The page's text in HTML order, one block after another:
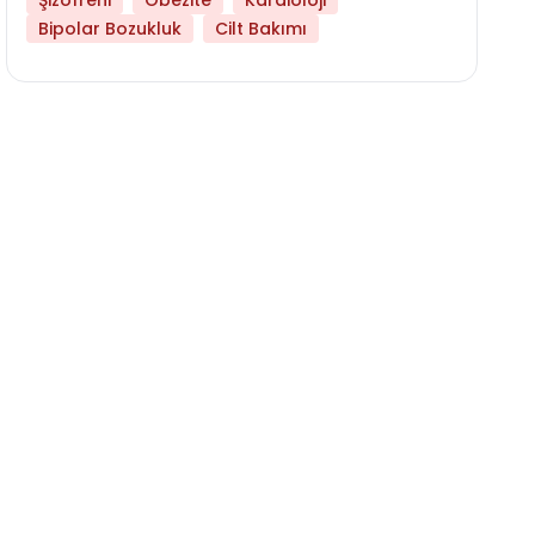
Bipolar Bozukluk
Cilt Bakımı